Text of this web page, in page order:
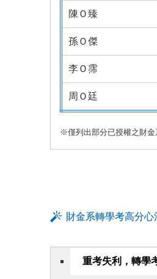
陳Ｏ臻
孫Ｏ傑
李Ｏ霈
周Ｏ廷
※僅列出部分已授權之財金
財金系轉學考高分心
重考失利，轉學